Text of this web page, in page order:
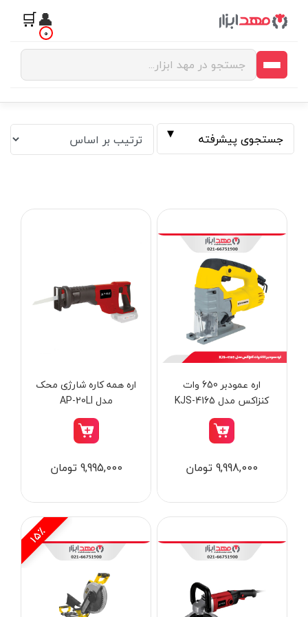
👤
🛒 0
جستجوی پیشرفته
فیلتر بر اساس قیمت
تومان
ابزار جوش و برش
ابزار اندازه گیری دقیق و لیزری
ابزار باغبانی
ابزار بادی
برند ها
اره عمودبر 650 وات
کنزاکس مدل KJS-4165
9,998,000 تومان
اره همه کاره شارژی محک
مدل AP-20LI
9,995,000 تومان
15٪